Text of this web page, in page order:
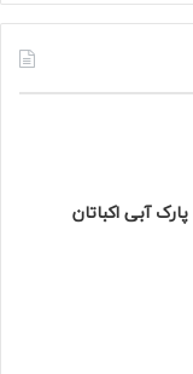
آبی اکباتان